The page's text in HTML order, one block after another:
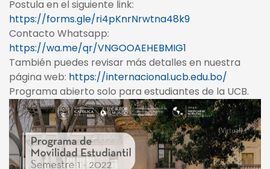
Postula en el siguiente link:
https://forms.gle/ri4pKnrNrwtna48k9
Contacto Whatsapp:
https://wa.me/qr/VNGOOAEHEBMIG1
También puedes revisar más detalles en nuestra
página web: https://internacional.ucb.edu.bo/
Programa abierto solo para estudiantes de la UCB.